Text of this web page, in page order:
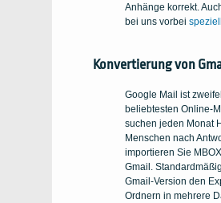
Anhänge korrekt.
bei uns vorbei
Konvertierung von
Google Mail ist
beliebtesten Online-
suchen jeden Monat
Menschen nach
importieren Sie
Gmail.
Gmail-Version den
Ordnern in mehrere